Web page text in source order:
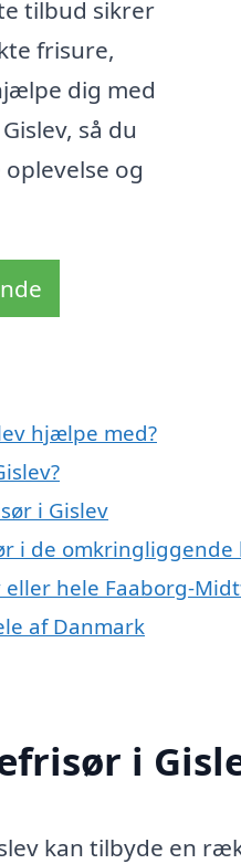
tilbud sikrer
frisure,
dig med
så du
og
hjælpe med?
i Gislev
i de omkringliggende
hele Faaborg-
af Danmark
i
kan tilbyde en